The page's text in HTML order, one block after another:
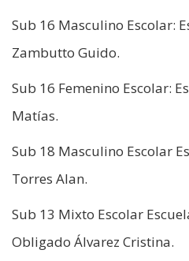
Sub 16 Masculino Escolar:
Zambutto Guido.
Sub 16 Femenino Escolar:
Matías.
Sub 18 Masculino Escolar
Torres Alan.
Sub 13 Mixto Escolar
Obligado Álvarez Cristina.